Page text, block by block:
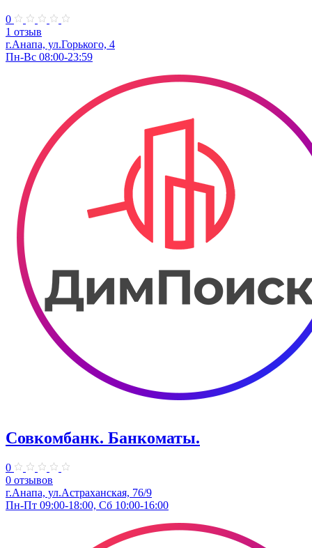
0
1 отзыв
г.Анапа, ул.Горького, 4
Пн-Вс 08:00-23:59
Совкомбанк. Банкоматы.
0
0 отзывов
г.Анапа, ул.Астраханская, 76/9
Пн-Пт 09:00-18:00, Сб 10:00-16:00